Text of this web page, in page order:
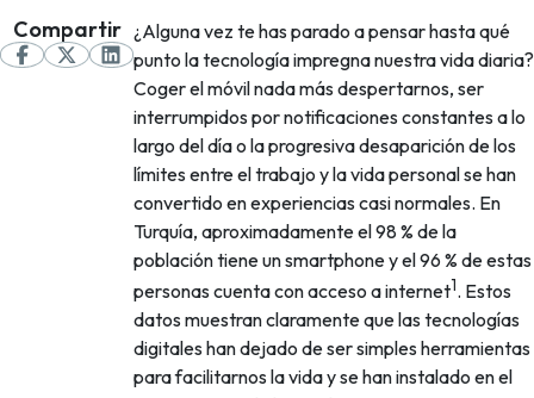
Compartir ¿Alguna vez te has parado a pensar hasta qué
punto la tecnología impregna nuestra vida diaria?
Coger el móvil nada más despertarnos, ser
interrumpidos por notificaciones constantes a lo
largo del día o la progresiva desaparición de los
límites entre el trabajo y la vida personal se han
convertido en experiencias casi normales. En
Turquía, aproximadamente el 98 % de la
población tiene un smartphone y el 96 % de estas
personas cuenta con acceso a internet1. Estos
datos muestran claramente que las tecnologías
digitales han dejado de ser simples herramientas
para facilitarnos la vida y se han instalado en el